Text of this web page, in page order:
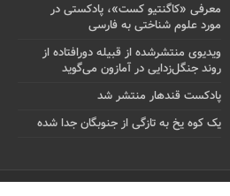
معرفی «کاگنتیو کست»، پادکستی در
مورد علوم شناختی به فارسی
ویدیوی منتشرشده از قبیله دورافتاده‌ از
روند جنگل‌زدایی در آمازون می‌گوید
پادکست قندهار منتشر شد
یک کوه یخ به تازگی از جنوبگان جدا شده